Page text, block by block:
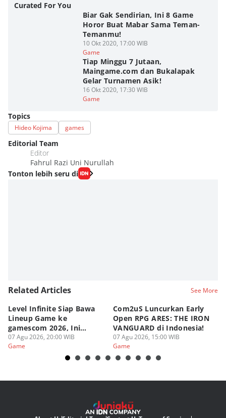
Curated For You
Biar Gak Sendirian, Ini 8 Game
Horor Buat Mabar Sama Teman-
Temanmu!
10 Okt 2020, 17:00 WIB
Game
Tiap Minggu 7 Jutaan,
Maingame.com dan Bukalapak
Gelar Turnamen Asik!
16 Okt 2020, 17:30 WIB
Game
Topics
Hideo Kojima games
Editorial Team
Editor
Fahrul Razi Uni Nurullah
Tonton lebih seru di
Related Articles See More
Level Infinite Siap Bawa
Lineup Game ke
gamescom 2026, Ini
Judulnya!
07 Agu 2026, 20:00 WIB
Game
Com2uS Luncurkan Early
Open RPG ARES: THE IRON
VANGUARD di Indonesia!
07 Agu 2026, 15:00 WIB
Game